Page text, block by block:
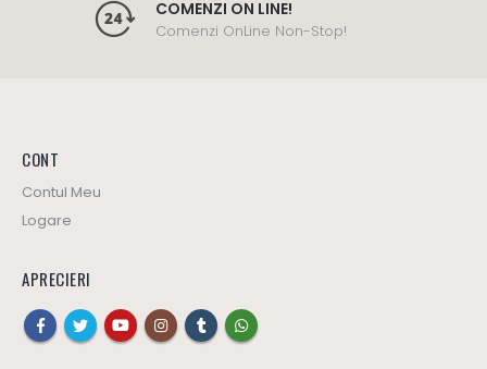
COMENZI ON LINE!
Comenzi OnLine Non-Stop!
CONT
Contul Meu
Logare
APRECIERI